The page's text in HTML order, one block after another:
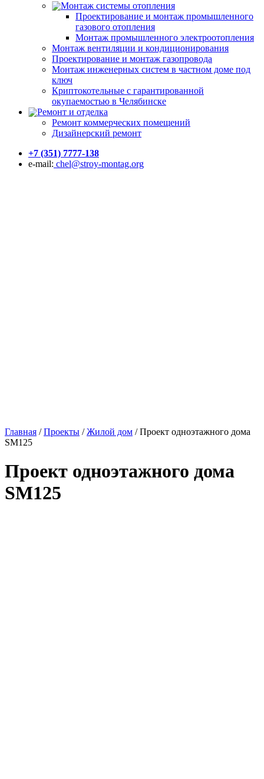
Монтаж системы отопления
Проектирование и монтаж промышленного
газового отопления
Монтаж промышленного электроотопления
Монтаж вентиляции и кондиционирования
Проектирование и монтаж газопровода
Монтаж инженерных систем в частном доме под
ключ
Криптокотельные с гарантированной
окупаемостью в Челябинске
Ремонт и отделка
Ремонт коммерческих помещений
Дизайнерский ремонт
+7 (351) 7777-138
e-mail: chel@stroy-montag.org
Главная /Проекты /Жилой дом / Проект одноэтажного дома
SM125
Проект одноэтажного дома
SM125